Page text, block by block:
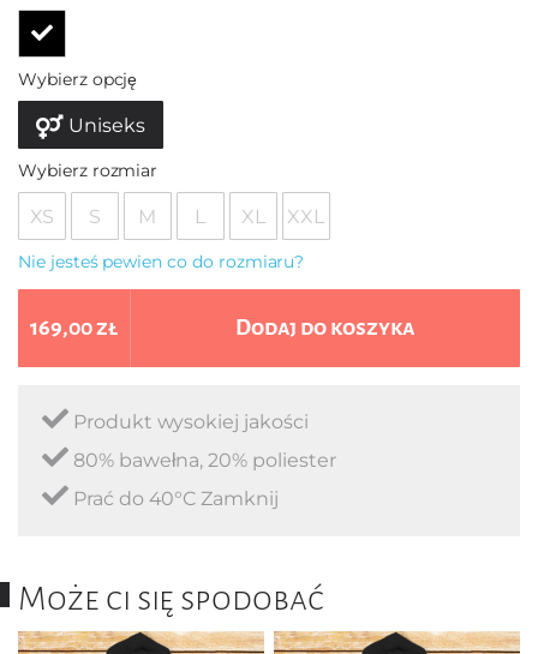
Wybierz opcję
Uniseks
Wybierz rozmiar
XS S M L XL XXL
Nie jesteś pewien co do rozmiaru?
169,00 zł Dodaj do koszyka
Produkt wysokiej jakości
80% bawełna, 20% poliester
Prać do 40°C Zamknij
Może ci się spodobać